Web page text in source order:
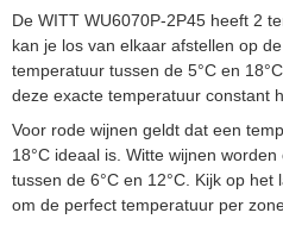
De WITT WU6070P-2P45 heeft 2
kan je los van elkaar afstellen op
temperatuur tussen de 5°C en
deze exacte temperatuur constant
Voor rode wijnen geldt dat een
18°C ideaal is. Witte wijnen
tussen de 6°C en 12°C. Kijk op
om de perfect temperatuur per